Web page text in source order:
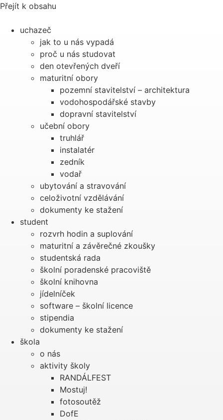
Přejít k obsahu
uchazeč
jak to u nás vypadá
proč u nás studovat
den otevřených dveří
maturitní obory
pozemní stavitelství – architektura
vodohospodářské stavby
dopravní stavitelství
učební obory
truhlář
instalatér
zedník
vodař
ubytování a stravování
celoživotní vzdělávání
dokumenty ke stažení
student
rozvrh hodin a suplování
maturitní a závěrečné zkoušky
studentská rada
školní poradenské pracoviště
školní knihovna
jídelníček
software – školní licence
stipendia
dokumenty ke stažení
škola
o nás
aktivity školy
RANDÁLFEST
Mostuj!
fotosoutěž
DofE